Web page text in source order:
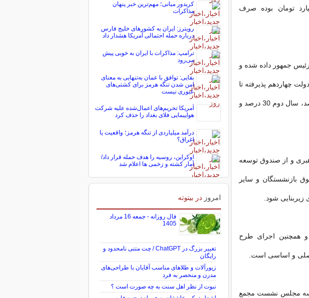
حاصل از آن که حدود 70 هزار میلیارد تومان بوده صرف
جمهور داده شده و
چهاردهم پذیرفته تا
همسان‌سازی حقوق را در سه سال انجام دهد که سال اول 40 درصد، سال دوم 30 درصد و
و از صندوق توسعه
بازنشستگان و سایر
شود.
و همچنین اجرای طرح
و اساسی است.
مجلس نشست مجمع
کریدور میانی؛ مهم‌ترین خبر پنهان
مذاکرات
رویترز: ایران به کشورهای خلیج فارس
درباره حمله احتمالی آمریکا هشدار داد
ترامپ: مذاکرات با ایران به خوبی پیش
می‌رود
بقایی: توافق با عمان به‌تنهایی به معنای
امن شدن تنگه هرمز برای کشتی‌های
عبوری نیست
آمریکا تحریم‌های اعمال‌شده علیه شرکت
هواپیمایی فلای بغداد را حذف کرد
درآمد میلیاردی از تنگه هرمز؛ واقعیت یا
اغراق؟
اوکراین، روسیه را هدف حمله قرار داد/
آمار کشته و زخمی ها اعلام شد
امروز در بیتوته
فال روزانه - جمعه 16 مرداد
1405
تغییر بزرگ در ChatGPT / چت متنی نامحدود و
رایگان
زیورآلات و طلاهای مناسب آقایان با طراحی‌های
مدرن و منحصر به فرد
نبوت از نظر اهل سنت به چه صورت است ؟